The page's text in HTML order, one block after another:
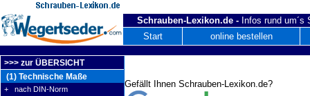
Schrauben-Lexikon.de - Infos rund um´s
Start
online bestellen
>>> zur ÜBERSICHT
(1) Technische Maße
+ nach DIN-Norm
Gefällt Ihnen Schrauben-Lexikon.de?